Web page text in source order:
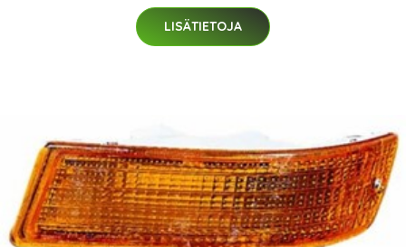
LISÄTIETOJA